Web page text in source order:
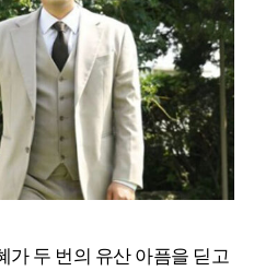
가 두 번의 유산 아픔을 딛고